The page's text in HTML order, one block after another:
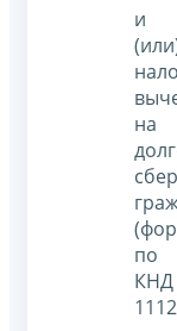
и
на
по
КНД